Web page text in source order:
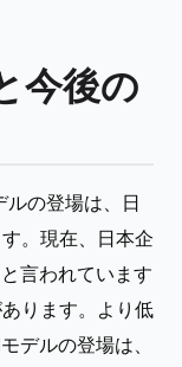
今後の
の登場は、日
。現在、日本企
言われています
ります。より低
デルの登場は、